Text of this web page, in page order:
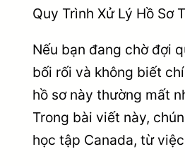
Quy Trình Xử Lý Hồ Sơ
Nếu bạn đang chờ đợi
bối rối và không biết
hồ sơ này thường mất
Trong bài viết này,
học tập Canada, từ